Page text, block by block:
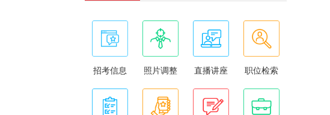
招考信息 照片调整 直播讲座 职位检索